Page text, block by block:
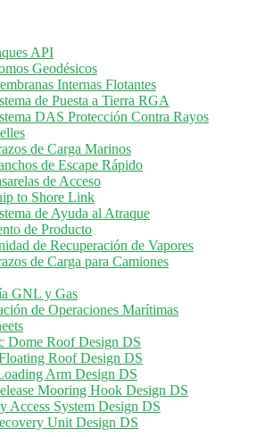
API
Geodésicos
Internas Flotantes
de Puesta a Tierra RGA
DAS Protección Contra Rayos
de Carga Marinos
de Escape Rápido
de Acceso
to Shore Link
de Ayuda al Atraque
de Producto
de Recuperación de Vapores
de Carga para Camiones
GNL y Gas
de Operaciones Marítimas
Dome Roof Design DS
Roof Design DS
Arm Design DS
Mooring Hook Design DS
Access System Design DS
Unit Design DS